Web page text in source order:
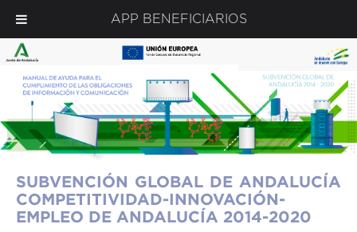
SUBVENCIÓN GLOBAL DE ANDALUCÍA
COMPETITIVIDAD-INNOVACIÓN-
EMPLEO DE ANDALUCÍA 2014-2020
APP BENEFICIARIOS